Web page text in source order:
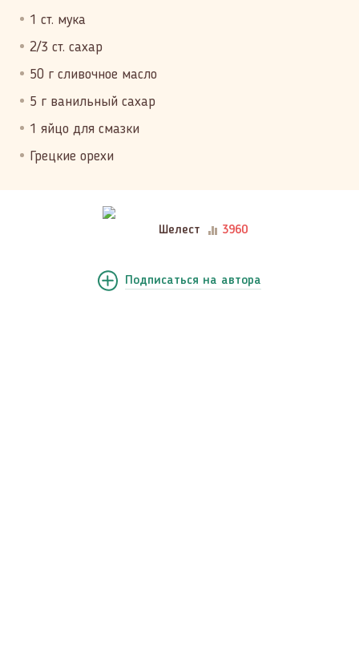
1 ст. мука
2/3 ст. сахар
50 г сливочное масло
5 г ванильный сахар
1 яйцо для смазки
Грецкие орехи
Шелест 3960
Подписаться на автора